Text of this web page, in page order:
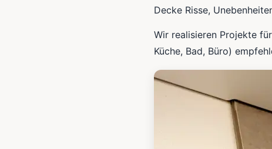
Decke Risse,
Wir realisieren Projekte
Küche, Bad, Büro)